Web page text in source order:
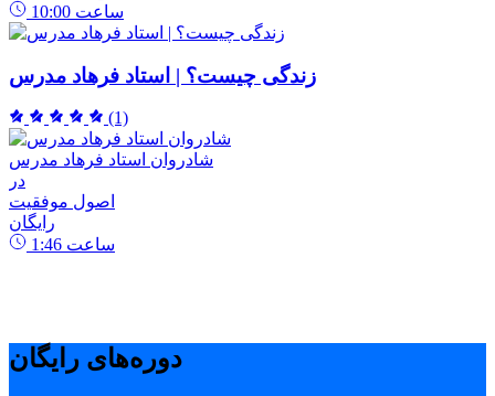
10:00 ساعت
زندگی چیست؟ | استاد فرهاد مدرس
(1)
شادروان استاد فرهاد مدرس
در
اصول موفقیت
رایگان
1:46 ساعت
دوره‌های رایگان